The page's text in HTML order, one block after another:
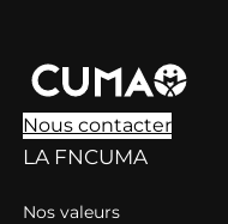
Nous contacter
LA FNCUMA
Nos valeurs